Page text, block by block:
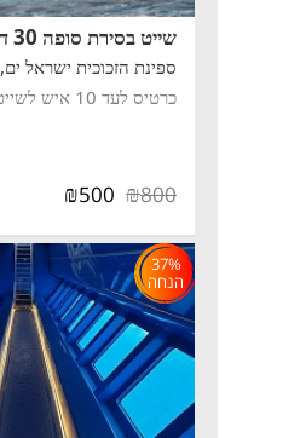
שייט בסירת סופה 30 דק' עד 10 איש
ספינת הזכוכית ישראל ים,
כרטיס לעד 10 איש לשייט 30 דק'
₪800
₪500
37%
הנחה